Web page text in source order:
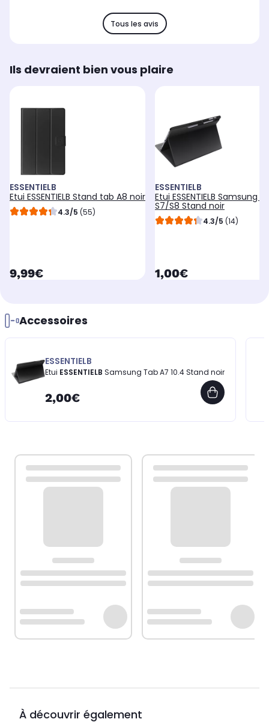
Tous les avis
Ils devraient bien vous plaire
ESSENTIELB
Etui ESSENTIELB Stand tab A8 noir
4.3/5 (55)
currentPrice
9,99€
ESSENTIELB
Etui ESSENTIELB Samsung
S7/S8 Stand noir
4.3/5 (14)
currentPrice
1,00€
Accessoires
ESSENTIELB
Etui ESSENTIELB Samsung Tab A7 10.4 Stand noir
2,00€
À découvrir également